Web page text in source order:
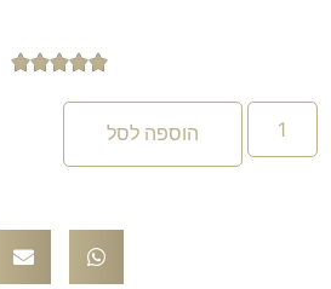





הוספה לסל